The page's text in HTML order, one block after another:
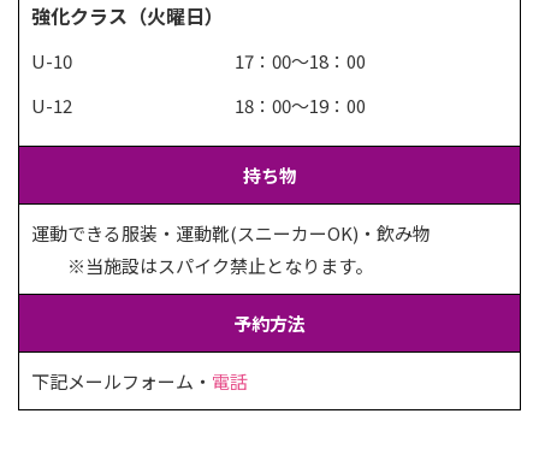
強化クラス（火曜日）
U-10 17：00〜18：00
U-12 18：00〜19：00
持ち物
運動できる服装・運動靴(スニーカーOK)・飲み物
※当施設はスパイク禁止となります。
予約方法
下記メールフォーム・ 電話